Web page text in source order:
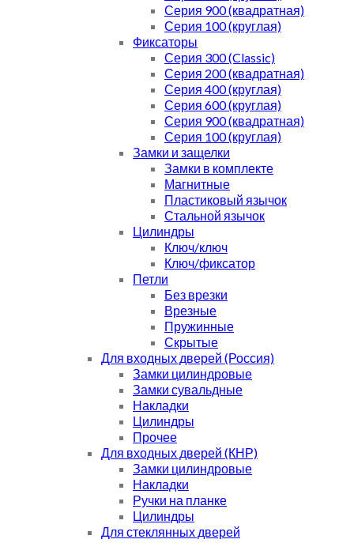
Серия 900 (квадратная)
Серия 100 (круглая)
Фиксаторы
Серия 300 (Classic)
Серия 200 (квадратная)
Серия 400 (круглая)
Серия 600 (круглая)
Серия 900 (квадратная)
Серия 100 (круглая)
Замки и защелки
Замки в комплекте
Магнитные
Пластиковый язычок
Стальной язычок
Цилиндры
Ключ/ключ
Ключ/фиксатор
Петли
Без врезки
Врезные
Пружинные
Скрытые
Для входных дверей (Россия)
Замки цилиндровые
Замки сувальдные
Накладки
Цилиндры
Прочее
Для входных дверей (КНР)
Замки цилиндровые
Накладки
Ручки на планке
Цилиндры
Для стеклянных дверей